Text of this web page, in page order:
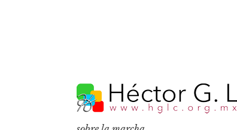
k
i
p